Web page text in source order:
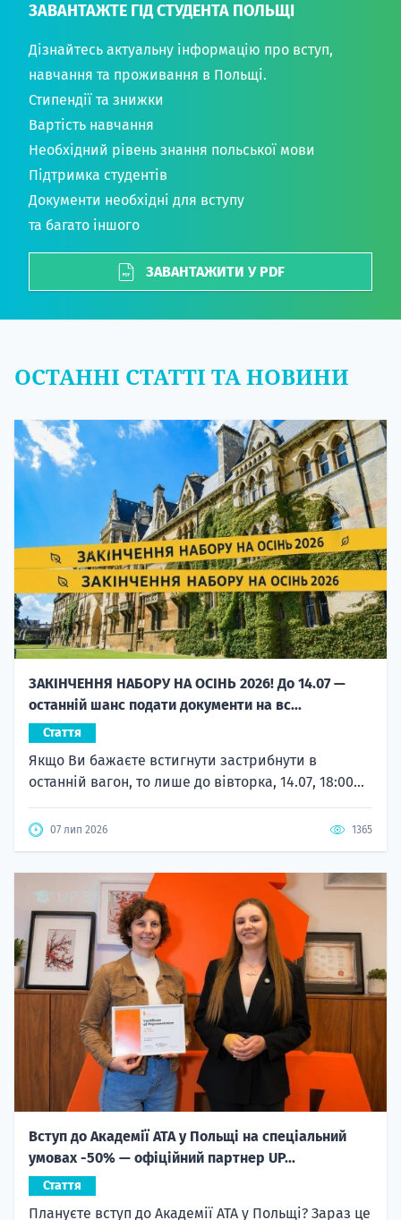
ЗАВАНТАЖТЕ ГІД СТУДЕНТА ПОЛЬЩІ
Дізнайтесь актуальну інформацію про вступ,
навчання та проживання в Польщі.
Стипендії та знижки
Вартість навчання
Необхідний рівень знання польської мови
Підтримка студентів
Документи необхідні для вступу
та багато іншого
ЗАВАНТАЖИТИ У PDF
ОСТАННІ СТАТТІ ТА НОВИНИ
ЗАКІНЧЕННЯ НАБОРУ НА ОСІНЬ 2026! До 14.07 —
останній шанс подати документи на вс...
Стаття
Якщо Ви бажаєте встигнути застрибнути в
останній вагон, то лише до вівторка, 14.07, 18:00...
07 лип 2026 1365
Вступ до Академії ATA у Польщі на спеціальний
умовах -50% — офіційний партнер UP...
Стаття
Плануєте вступ до Академії ATA у Польщі? Зараз це